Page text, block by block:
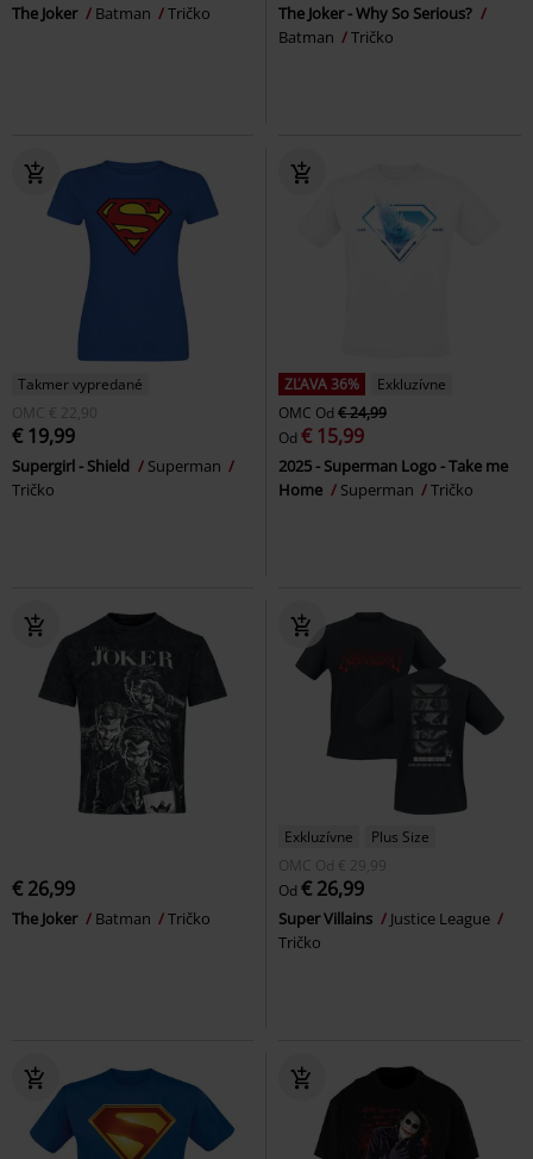
The Joker Batman Tričko
The Joker - Why So Serious?
Batman
Tričko
Takmer vypredané
OMC € 22,90
€ 19,99
Supergirl - Shield
Superman
Tričko
ZĽAVA 36%
Exkluzívne
OMC Od € 24,99
Od € 15,99
2025 - Superman Logo - Take me
Home
Superman Tričko
€ 26,99
The Joker Batman Tričko
Exkluzívne
Plus Size
OMC Od € 29,99
Od € 26,99
Super Villains
Justice League
Tričko